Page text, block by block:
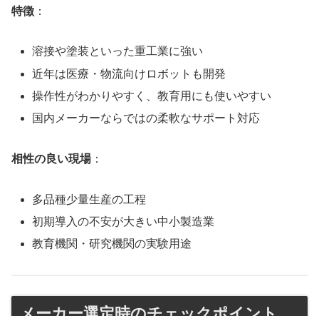
特徴 ：
溶接や塗装といった重工業に強い
近年は医療・物流向けロボットも開発
操作性がわかりやすく、教育用にも使いやすい
国内メーカーならではの柔軟なサポート対応
相性の良い現場：
多品種少量生産の工程
初期導入の不安が大きい中小製造業
教育機関・研究機関の実験用途